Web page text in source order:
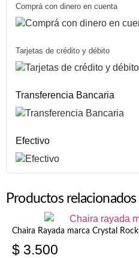
Comprá con dinero en cuenta
Tarjetas de crédito y débito
Transferencia Bancaria
Efectivo
Productos relacionados
Chaira Rayada marca Crystal Rock
$ 3.500